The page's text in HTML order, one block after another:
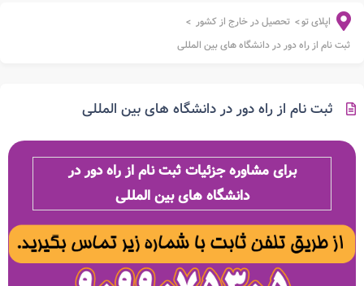
اپلای تو> تحصیل در خارج از کشور >
ثبت نام از راه دور در دانشگاه های بین المللی
ثبت نام از راه دور در دانشگاه های بین المللی
برای مشاوره جزئیات ثبت نام از راه دور در
دانشگاه های بین المللی